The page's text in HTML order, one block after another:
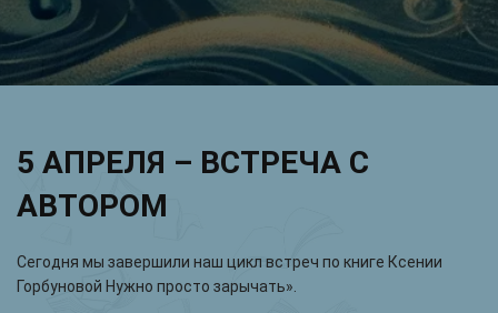
5 АПРЕЛЯ – ВСТРЕЧА С
АВТОРОМ
Сегодня мы завершили наш цикл встреч по книге Ксении
Горбуновой Нужно просто зарычать».